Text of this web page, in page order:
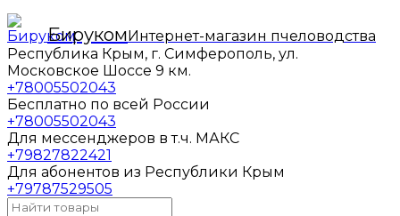
БирукомИнтернет-магазин пчеловодства
Республика Крым, г. Симферополь, ул.
Московское Шоссе 9 км.
+78005502043
Бесплатно по всей России
+78005502043
Для мессенджеров в т.ч. МАКС
+79827822421
Для абонентов из Республики Крым
+79787529505